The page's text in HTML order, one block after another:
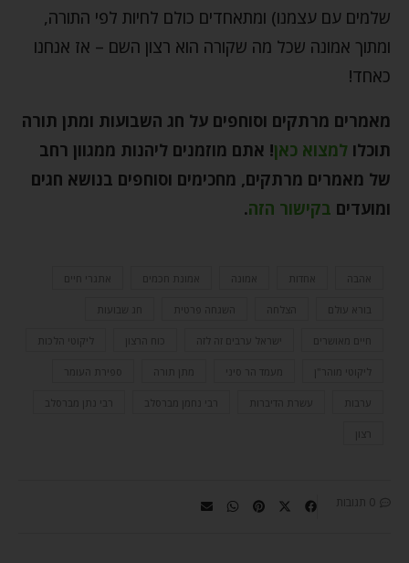
שלמים עם עצמנו) ומתאחדים כולם לחיות לפי התורה,
ומתוך אמונה שכל מה שקורה הוא רצון השם – אז אנחנו
כאחד!
מאמרים מרתקים וסוחפים על חג השבועות ומתן תורה
תוכלו למצוא כאן! אתם מוזמנים ליהנות ממגוון רחב
של מאמרים מרתקים, מחכימים וסוחפים בנושא חגים
ומועדים בקישור הזה.
אחדות אמונה אמונת חכמים אתגרי חיים
בורא עולם הצלחה השגחה פרטית חג שבועות
חיים מאושרים ישראל ערבים זה לזה כוח הרצון ליקוטי הלכות
ליקוטי מוהר"ן מעמד הר סיני מתן תורה ספירת העומר
ערבות עשרת הדיברות רבי נחמן מברסלב רבי נתן מברסלב
רצון
0 תגובות